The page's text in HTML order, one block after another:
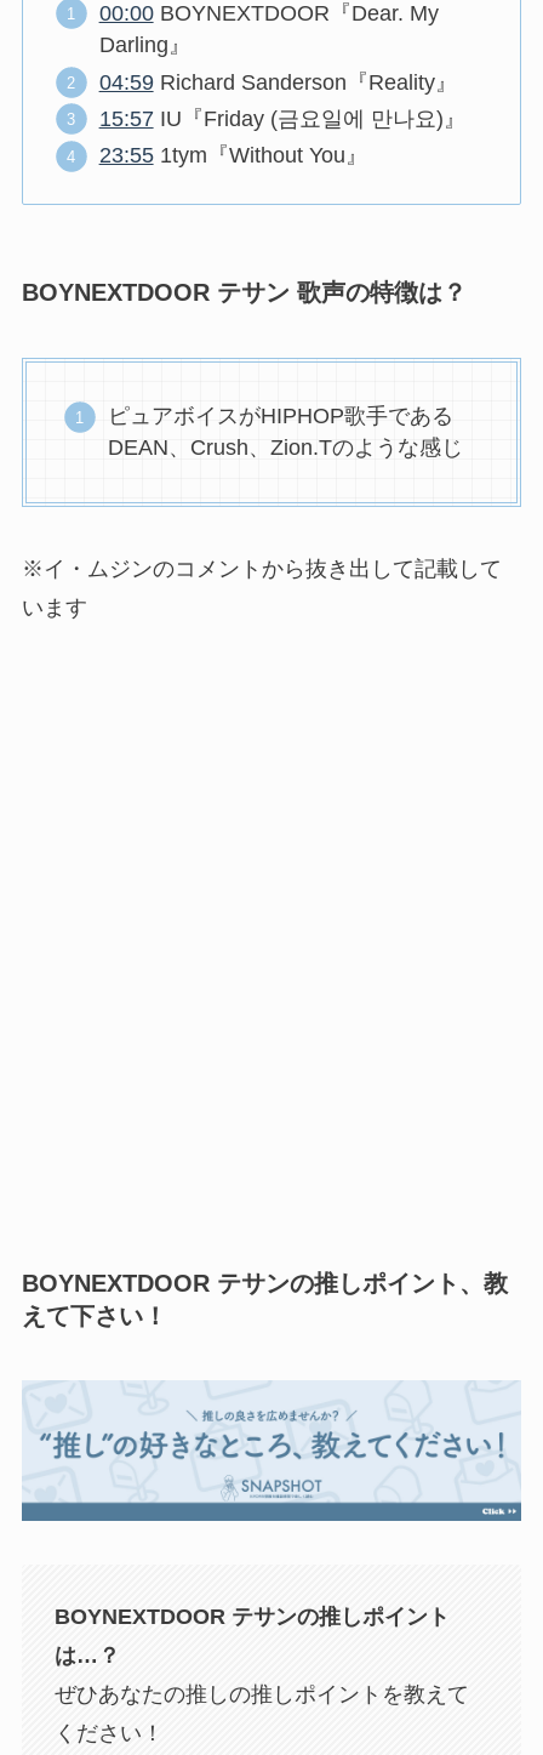
00:00BOYNEXTDOOR『Dear. My
Darling』
04:59Richard Sanderson『Reality』
15:57IU『Friday (금요일에 만나요)』
23:551tym『Without You』
BOYNEXTDOOR テサン 歌声の特徴は？
ピュアボイスがHIPHOP歌手である
DEAN、Crush、Zion.Tのような感じ
※イ・ムジンのコメントから抜き出して記載して
います
BOYNEXTDOOR テサンの推しポイント、教
えて下さい！
BOYNEXTDOOR テサンの推しポイント
は…？
ぜひあなたの推しの推しポイントを教えて
ください！